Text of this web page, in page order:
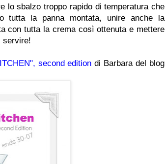
lo sbalzo troppo rapido di temperatura che
tutta la panna montata, unire anche la
con tutta la crema così ottenuta e mettere
servire!
second edition di Barbara del blog